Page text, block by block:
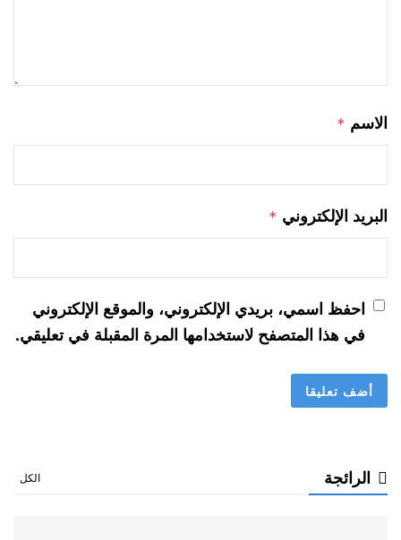
الاسم *
البريد الإلكتروني *
احفظ اسمي، بريدي الإلكتروني، والموقع الإلكتروني
في هذا المتصفح لاستخدامها المرة المقبلة في تعليقي.
الرائجة الكل